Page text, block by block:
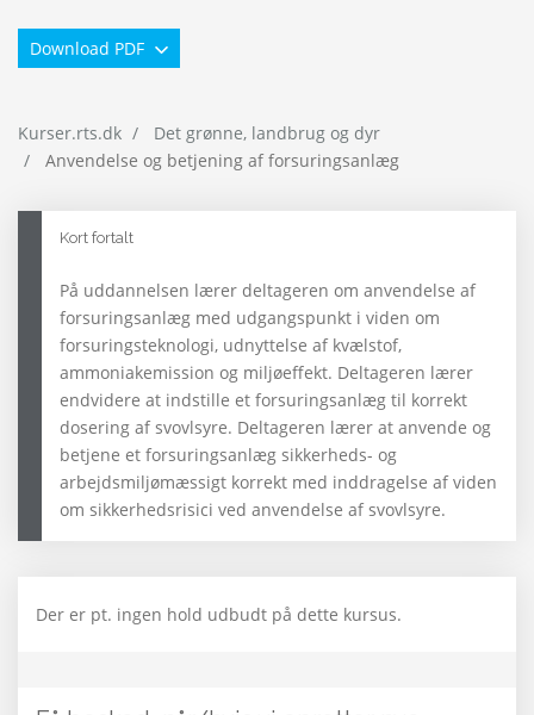
Download PDF
Kurser.rts.dk
Det grønne, landbrug og dyr
Anvendelse og betjening af forsuringsanlæg
Kort fortalt
På uddannelsen lærer deltageren om anvendelse af
forsuringsanlæg med udgangspunkt i viden om
forsuringsteknologi, udnyttelse af kvælstof,
ammoniakemission og miljøeffekt. Deltageren lærer
endvidere at indstille et forsuringsanlæg til korrekt
dosering af svovlsyre. Deltageren lærer at anvende og
betjene et forsuringsanlæg sikkerheds- og
arbejdsmiljømæssigt korrekt med inddragelse af viden
om sikkerhedsrisici ved anvendelse af svovlsyre.
Der er pt. ingen hold udbudt på dette kursus.